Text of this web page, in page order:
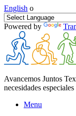
English o
Powered by
Avancemos Juntos
necesidades especiales
Menu